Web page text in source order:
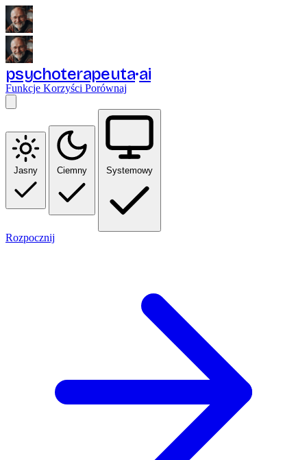
psychoterapeuta ai
Funkcje Korzyści Porównaj
Jasny Ciemny Systemowy
Rozpocznij